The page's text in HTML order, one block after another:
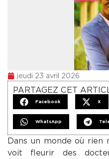
jeudi 23 avril 2026
PARTAGEZ CET
Facebook X
WhatsApp
Dans un monde où rien
voit fleurir des